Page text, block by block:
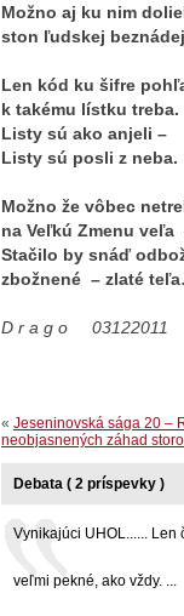
Možno aj ku nim
ston ľudskej
Len kód ku šifre
k takému lístku treba.
Listy sú ako anjeli –
Listy sú posli z neba.
Možno že vôbec
na Veľkú Zmenu veľa
Stačilo by snáď
zbožnené – zlaté
D r a g o 03122011
« Jeseninovská sága 20 –
neobjasnených záhad
Debata ( 2 príspevky )
Vynikajúci UHOL...... Len
veľmi pekné, ako vždy. ...